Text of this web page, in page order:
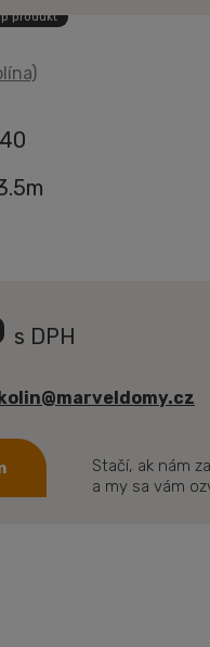
produkt
s DPH
kolin@marveldomy.cz
Stačí, ak nám
a my sa vám